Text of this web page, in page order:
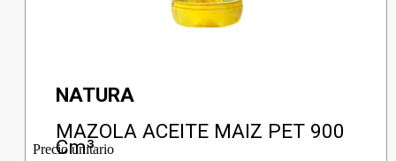
NATURA
MAZOLA ACEITE MAIZ PET 900
Cm³
Precio unitario